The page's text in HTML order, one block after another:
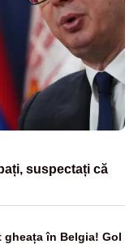
suspectați că
gheața în Belgia! Gol